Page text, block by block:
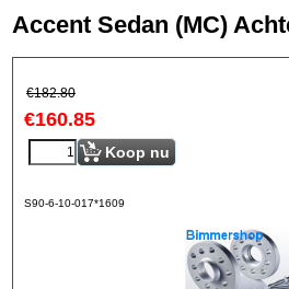
Accent Sedan (MC)
€182.80
€160.85
Koop nu
S90-6-10-017*1609